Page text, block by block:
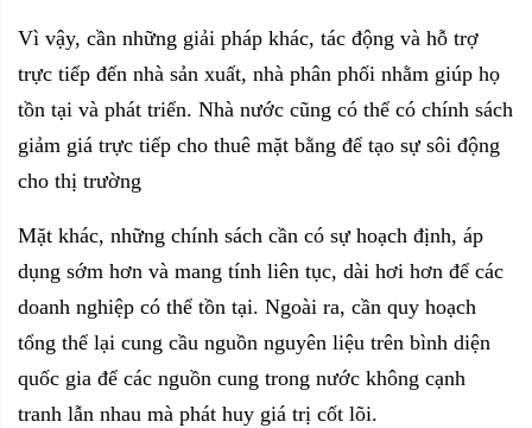
Vì vậy, cần những giải pháp khác, tác động và hỗ trợ
trực tiếp đến nhà sản xuất, nhà phân phối nhằm giúp họ
tồn tại và phát triển. Nhà nước cũng có thể có chính sách
giảm giá trực tiếp cho thuê mặt bằng để tạo sự sôi động
cho thị trường
Mặt khác, những chính sách cần có sự hoạch định, áp
dụng sớm hơn và mang tính liên tục, dài hơi hơn để các
doanh nghiệp có thể tồn tại. Ngoài ra, cần quy hoạch
tổng thể lại cung cầu nguồn nguyên liệu trên bình diện
quốc gia để các nguồn cung trong nước không cạnh
tranh lẫn nhau mà phát huy giá trị cốt lõi.